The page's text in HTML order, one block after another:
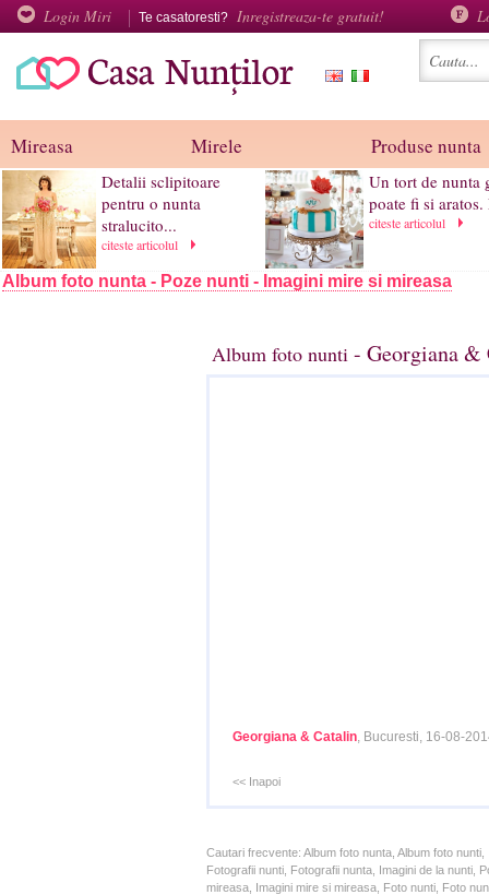
Login Miri Te casatoresti? Inregistreaza-te gratuit!
Mireasa Mirele Produse nunta
Detalii sclipitoare
pentru o nunta
stralucito...
citeste articolul
Un tort de nunta
poate fi si aratos.
citeste articolul
Album foto nunta - Poze nunti - Imagini mire si mireasa
Album foto nunti - Georgiana &
Georgiana & Catalin, Bucuresti, 16-08-
<< Inapoi
Cautari frecvente: Album foto nunta, Album foto
Fotografii nunti, Fotografii nunta, Imagini de la nunti,
mireasa, Imagini mire si mireasa, Foto nunti, Foto